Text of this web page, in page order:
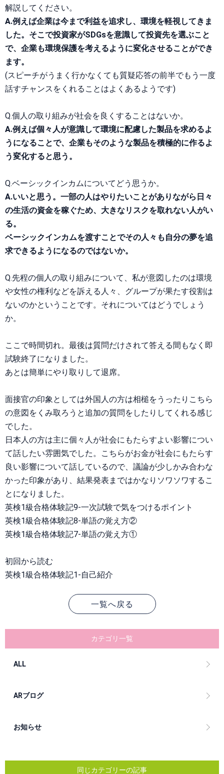
解説してください。
A.例えば企業は今まで利益を追求し、環境を軽視してきま
した。そこで投資家がSDGsを意識して投資先を選ぶこと
で、企業も環境保護を考えるように変化させることができ
ます。
(スピーチがうまく行かなくても質疑応答の前半でもう一度
話すチャンスをくれることはよくあるようです)
Q.個人の取り組みが社会を良くすることはないか。
A.例えば個々人が意識して環境に配慮した製品を求めるよ
うになることで、企業もそのような製品を積極的に作るよ
う変化すると思う。
Q.ベーシックインカムについてどう思うか。
A.いいと思う。一部の人はやりたいことがありながら日々
の生活の資金を稼ぐため、大きなリスクを取れない人がい
る。
ベーシックインカムを渡すことでその人々も自分の夢を追
求できるようになるのではないか。
Q.先程の個人の取り組みについて、私が意図したのは環境
や女性の権利などを訴える人々、グループが果たす役割は
ないのかということです。それについてはどうでしょう
か。
ここで時間切れ。最後は質問だけされて答える間もなく即
試験終了になりました。
あとは簡単にやり取りして退席。
面接官の印象としては外国人の方は相槌をうったりこちら
の意図をくみ取ろうと追加の質問をしたりしてくれる感じ
でした。
日本人の方は主に個々人が社会にもたらすよい影響につい
て話したい雰囲気でした。こちらがお金が社会にもたらす
良い影響について話しているので、議論が少しかみ合わな
かった印象があり、結果発表まではかなりソワソワするこ
とになりました。
英検1級合格体験記9-一次試験で気をつけるポイント
英検1級合格体験記8-単語の覚え方②
英検1級合格体験記7-単語の覚え方①
初回から読む
英検1級合格体験記1-自己紹介
一覧へ戻る
カテゴリ一覧
ALL
ARブログ
お知らせ
同じカテゴリーの記事